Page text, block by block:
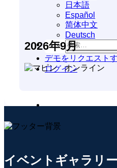
日本語
Español
简体中文
Deutsch
デモをリクエスト
ログイン
2026年9月
オンライン
イベントギャラリー